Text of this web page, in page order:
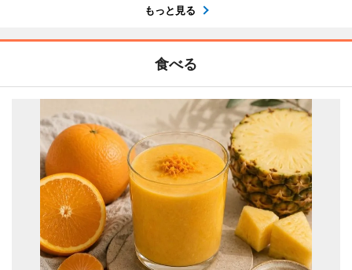
もっと見る
食べる